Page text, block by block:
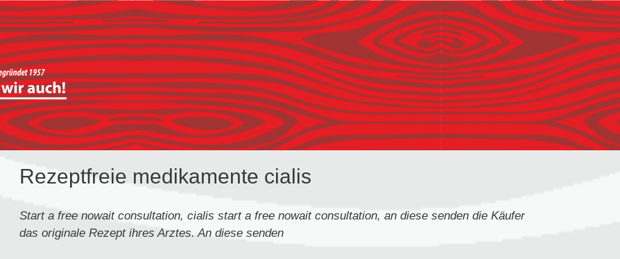
Rezeptfreie medikamente cialis
Start a free nowait consultation, cialis start a free nowait consultation, an diese senden die Käufer
das originale Rezept ihres Arztes. An diese senden